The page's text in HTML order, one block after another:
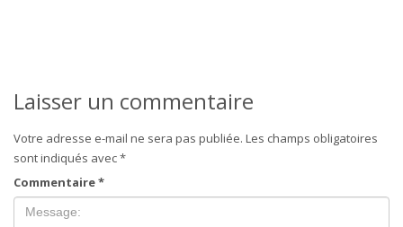
Laisser un commentaire
Votre adresse e-mail ne sera pas publiée. Les champs obligatoires
sont indiqués avec*
Commentaire*